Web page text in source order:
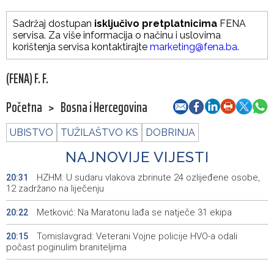
Sadržaj dostupan isključivo pretplatnicima FENA
servisa. Za više informacija o načinu i uslovima
korištenja servisa kontaktirajte marketing@fena.ba.
(FENA) F. F.
Početna > Bosna i Hercegovina
UBISTVO TUŽILAŠTVO KS DOBRINJA
NAJNOVIJE VIJESTI
20:31
HZHM: U sudaru vlakova zbrinute 24 ozlijeđene osobe,
12 zadržano na liječenju
20:22 Metković: Na Maratonu lađa se natječe 31 ekipa
20:15
Tomislavgrad: Veterani Vojne policije HVO-a odali
počast poginulim braniteljima